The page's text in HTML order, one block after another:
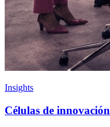
Insights
Células de innovación